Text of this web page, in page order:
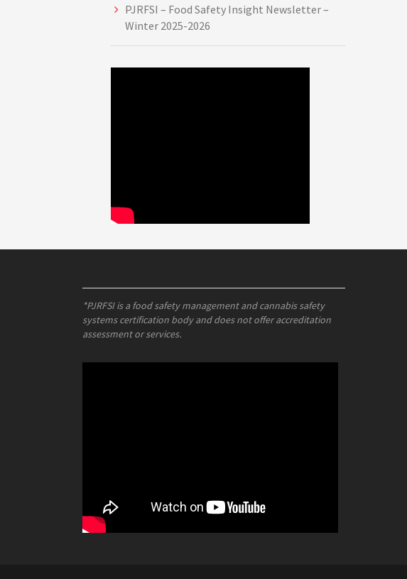
PJRFSI – Food Safety Insight Newsletter –
Winter 2025-2026
*PJRFSI is a food safety management and cannabis safety
systems certification body and does not offer accreditation
assessment or services.